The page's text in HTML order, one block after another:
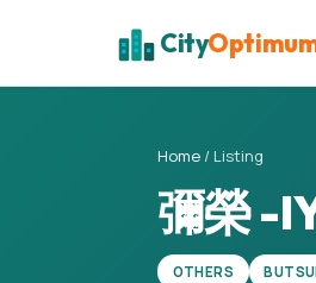
City
Home / Listing
彌榮 -
OTHERS